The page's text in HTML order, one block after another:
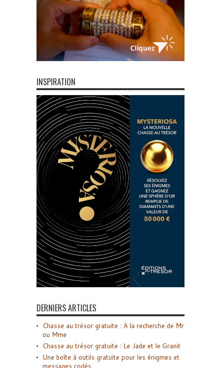
INSPIRATION
DERNIERS ARTICLES
Chasse au trésor gratuite : A la recherche de Mr
ou Mme
Chasse au trésor gratuite : Le Jade et le Granit
Une boîte à outils gratuite pour les énigmes et
messages codés